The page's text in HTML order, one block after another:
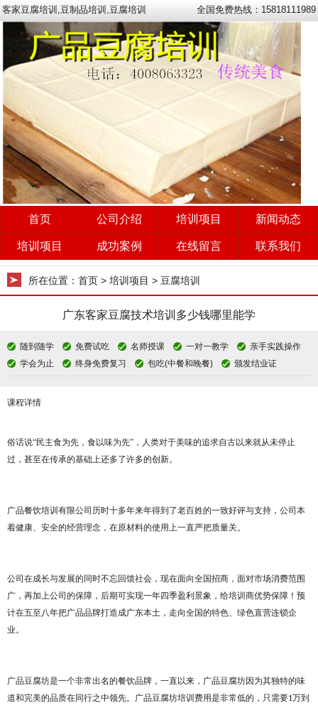
客家豆腐培训,豆制品培训,豆腐培训 全国免费热线：15818111989
首页 公司介绍 培训项目 新闻动态
培训项目 成功案例 在线留言 联系我们
所在位置： 首页 > 培训项目 > 豆腐培训
广东客家豆腐技术培训多少钱哪里能学
随到随学 免费试吃 名师授课 一对一教学
亲手实践操作
学会为止
终身免费复习 包吃(中餐和晚餐) 颁发结业证
课程详情
俗话说“民主食为先，食以味为先”，人类对于美味的追求自古以来就从未停止
过，甚至在传承的基础上还多了许多的创新。
广品餐饮培训有限公司历时十多年来年得到了老百姓的一致好评与支持，公司本
着健康、安全的经营理念，在原材料的使用上一直严把质量关。
公司在成长与发展的同时不忘回馈社会，现在面向全国招商，面对市场消费范围
广，再加上公司的保障，后期可实现一年四季盈利景象，给培训商优势保障！预
计在五至八年把广品品牌打造成广东本土，走向全国的特色、绿色直营连锁企
业。
广品豆腐坊是一个非常出名的餐饮品牌，一直以来，广品豆腐坊因为其独特的味
道和完美的品质在同行之中领先。广品豆腐坊培训费用是非常低的，只需要1万到